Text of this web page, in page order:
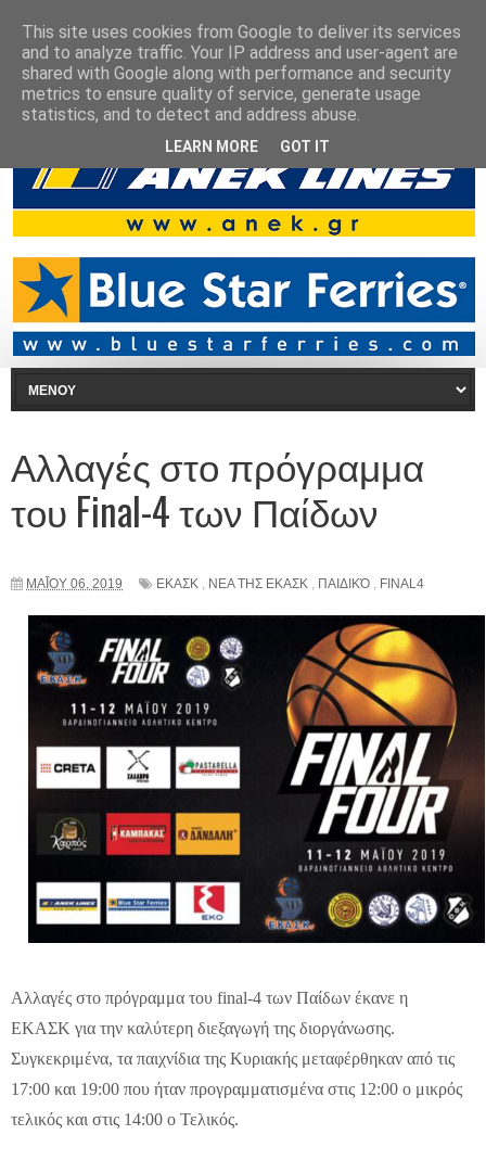
Αλλαγές στο πρόγραμμα
του Final-4 των Παίδων
ΜΑΪ́ΟΥ 06, 2019 ΕΚΑΣΚ , ΝΕΑ ΤΗΣ ΕΚΑΣΚ , ΠΑΙΔΙΚΌ , FINAL4
Αλλαγές στο πρόγραμμα του final-4 των Παίδων έκανε η
ΕΚΑΣΚ για την καλύτερη διεξαγωγή της διοργάνωσης.
Συγκεκριμένα, τα παιχνίδια της Κυριακής μεταφέρθηκαν από τις
17:00 και 19:00 που ήταν προγραμματισμένα στις 12:00 ο μικρός
τελικός και στις 14:00 ο Τελικός.
This site uses cookies from Google to deliver its services
and to analyze traffic. Your IP address and user-agent are
shared with Google along with performance and security
metrics to ensure quality of service, generate usage
statistics, and to detect and address abuse.
LEARN MORE GOT IT